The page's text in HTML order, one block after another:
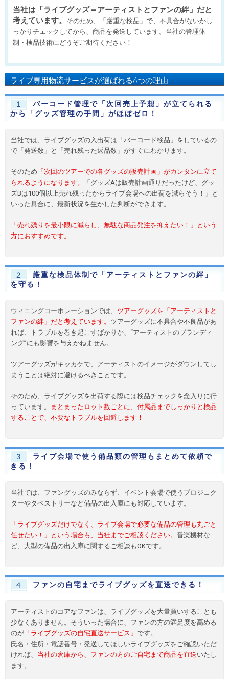
当社は「ライブグッズ＝アーティストとファンの絆」だと
考えています。
そのため、「厳重な検品」で、不具合がないかし
っかりチェックしてから、商品を発送しています。当社の管理体
制・検品技術にどうぞご期待ください！
ライブ専用物流サービスが選ばれる6つの理由
1
バーコード管理で「次回売上予想」が立てられる
から「グッズ管理の手間」がほぼゼロ！
当社では、ライブグッズの入出荷は「バーコード検品」をしているの
で「発送数」と「売れ残った返品数」がすぐにわかります。
そのため 「次回のツアーでの各グッズの販売計画」がカンタンに立て
られるようになります。
「グッズAは販売計画通りだったけど、グッ
ズBは100個以上売れ残ったからライブ会場への出荷を減らそう！」と
いった具合に、最新状況を生かした判断ができます。
「売れ残りを最小限に減らし、無駄な商品発注を抑えたい！」という
方におすすめです。
2
厳重な検品体制で「アーティストとファンの絆」
を守る！
ウィニングコーポレーションでは、 ツアーグッズを「アーティストと
ファンの絆」だと考えています。 ツアーグッズに不具合や不良品があ
れば、トラブルを巻き起こすばかりか、“アーティストのブランディ
ング”にも影響を与えかねません。
ツアーグッズがキッカケで、アーティストのイメージがダウンしてし
まうことは絶対に避けるべきことです。
そのため、ライブグッズを出荷する際には検品チェックを念入りに行
っています。
まとまったロット数ごとに、付属品までしっかりと検品
することで、不要なトラブルを回避します！
3
ライブ会場で使う備品類の管理もまとめて依頼で
きる！
当社では、ファングッズのみならず、イベント会場で使うプロジェク
ターやタペストリーなど備品の出入庫にも対応しています。
「ライブグッズだけでなく、ライブ会場で必要な備品の管理も丸ごと
任せたい！」という場合も、当社までご相談ください。 音楽機材な
ど、大型の備品の出入庫に関するご相談もOKです。
4 ファンの自宅までライブグッズを直送できる！
アーティストのコアなファンは、ライブグッズを大量買いすることも
少なくありません。そういった場合に、ファンの方の満足度を高める
のが 「ライブグッズの自宅直送サービス」 です。
氏名・住所・電話番号・発送してほしいライブグッズをご確認いただ
ければ、 当社の倉庫から、ファンの方のご自宅まで商品を直送いたし
ます。